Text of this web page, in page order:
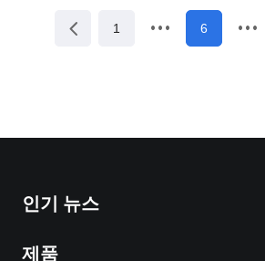
1 6
인기 뉴스
Mac에서 시스템 데이터 삭제
제품